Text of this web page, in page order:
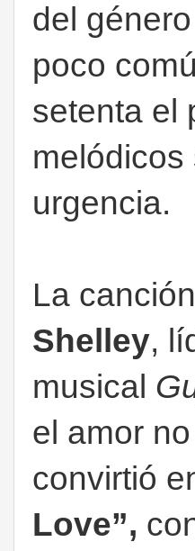
del
poco
setenta el
urgencia.
La
Shelley,
musical
el amor
convirtió
Love”,